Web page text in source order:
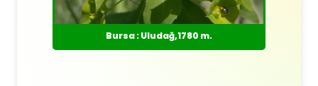
Bursa : Uludağ,1780 m.